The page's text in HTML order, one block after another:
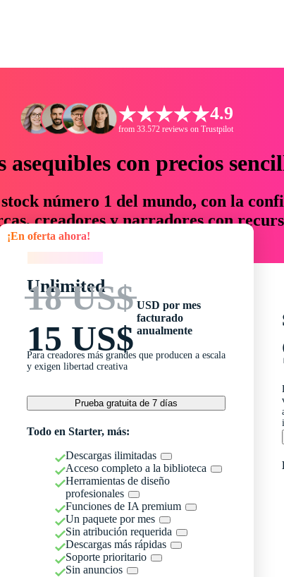
4.9
from 33.572 reviews on Trustpilot
asequibles con precios
número 1 del mundo, con la
creadores y narradores con
un 76 % en tiempo y presupuesto.
oferta ahora!
Unlimited
18 US$
15 US$
USD por mes
facturado
anualmente
Para creadores más grandes que producen a escala
y exigen libertad creativa
Prueba gratuita de 7 días
Todo en Starter, más:
Descargas ilimitadas
Acceso completo a la biblioteca
Herramientas de diseño
profesionales
Funciones de IA premium
Un paquete por mes
Sin atribución requerida
Descargas más rápidas
Soporte prioritario
Sin anuncios